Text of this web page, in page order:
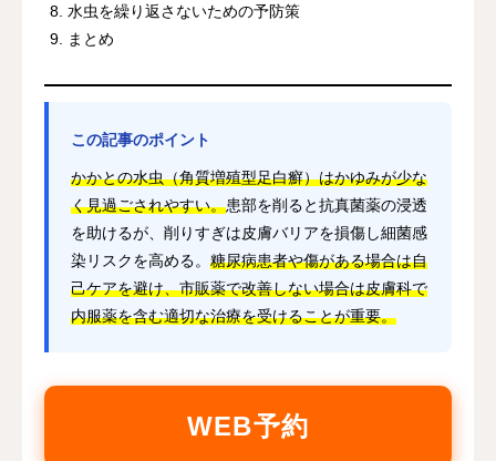
水虫を繰り返さないための予防策
まとめ
この記事のポイント
かかとの水虫（角質増殖型足白癬）はかゆみが少な
く見過ごされやすい。患部を削ると抗真菌薬の浸透
を助けるが、削りすぎは皮膚バリアを損傷し細菌感
染リスクを高める。 糖尿病患者や傷がある場合は自
己ケアを避け、市販薬で改善しない場合は皮膚科で
内服薬を含む適切な治療を受けることが重要。
WEB予約